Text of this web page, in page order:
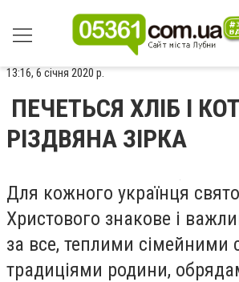
13:16, 6 січня 2020 р.
ПЕЧЕТЬСЯ ХЛІБ І
РІЗДВЯНА ЗІРКА
Для кожного українця
Христового знакове і
за все, теплими сімейними
традиціями родини,